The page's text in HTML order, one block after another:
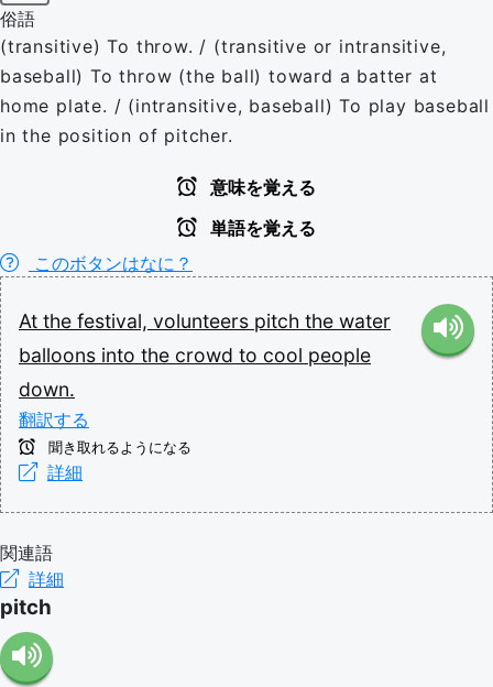
俗語
(transitive) To throw. / (transitive or intransitive,
baseball) To throw (the ball) toward a batter at
home plate. / (intransitive, baseball) To play baseball
in the position of pitcher.
意味を覚える
単語を覚える
このボタンはなに？
At the festival, volunteers pitch the water
balloons into the crowd to cool people
down.
翻訳する
聞き取れるようになる
詳細
関連語
詳細
pitch